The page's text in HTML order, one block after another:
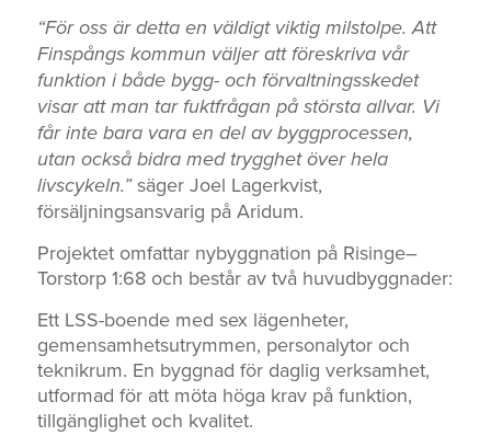
“För oss är detta en väldigt viktig milstolpe. Att
Finspångs kommun väljer att föreskriva vår
funktion i både bygg- och förvaltningsskedet
visar att man tar fuktfrågan på största allvar. Vi
får inte bara vara en del av byggprocessen,
utan också bidra med trygghet över hela
livscykeln.”säger Joel Lagerkvist,
försäljningsansvarig på Aridum.
Projektet omfattar nybyggnation på Risinge–
Torstorp 1:68 och består av två huvudbyggnader:
Ett LSS-boende med sex lägenheter,
gemensamhetsutrymmen, personalytor och
teknikrum. En byggnad för daglig verksamhet,
utformad för att möta höga krav på funktion,
tillgänglighet och kvalitet.